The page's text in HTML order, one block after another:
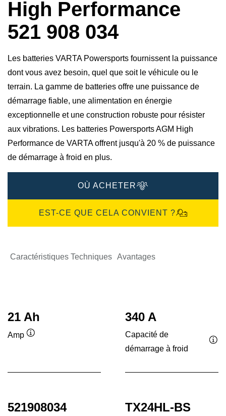
High Performance
521 908 034
Les batteries VARTA Powersports fournissent la puissance
dont vous avez besoin, quel que soit le véhicule ou le
terrain. La gamme de batteries offre une puissance de
démarrage fiable, une alimentation en énergie
exceptionnelle et une construction robuste pour résister
aux vibrations. Les batteries Powersports AGM High
Performance de VARTA offrent jusqu'à 20 % de puissance
de démarrage à froid en plus.
OÙ ACHETER
EST-CE QUE CELA CONVIENT ?
Caractéristiques Techniques Avantages
21 Ah
Amp
340 A
Capacité de
démarrage à froid
521908034 TX24HL-BS